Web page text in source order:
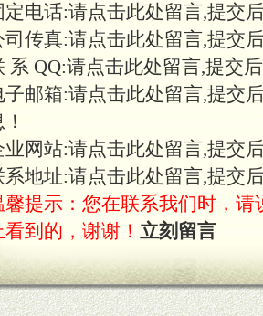
及媒体
供体验及宣传彩
在各大知名网站
影响力。
方实际情况提供
操作及支持
定电话:请点击此处留言,提交
司传真:请点击此处留言,提交
系 QQ:请点击此处留言,提交
子邮箱:请点击此处留言,提交
业网站:请点击此处留言,提交
系地址:请点击此处留言,提交
馨提示：您在联系我们时，请
看到的，谢谢！ 立刻留言